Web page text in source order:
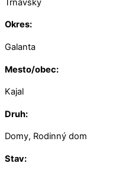
Trnavský
Okres:
Galanta
Mesto/obec:
Kajal
Druh:
Domy, Rodinný dom
Stav: